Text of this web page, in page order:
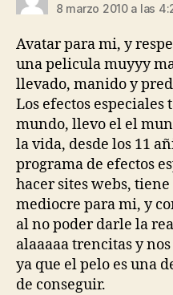
8 marzo 2010 a las
Avatar para mi, y
una pelicula muyyy
llevado, manido y
Los efectos especiales
mundo, llevo el el
la vida, desde los 11
programa de efectos
hacer sites webs,
mediocre para mi, y
al no poder darle la
alaaaaa trencitas y
ya que el pelo es una
de conseguir.